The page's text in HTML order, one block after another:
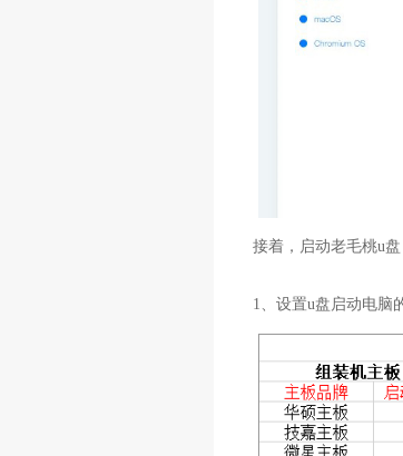
接着，启动老毛桃u盘
1、设置u盘启动电脑